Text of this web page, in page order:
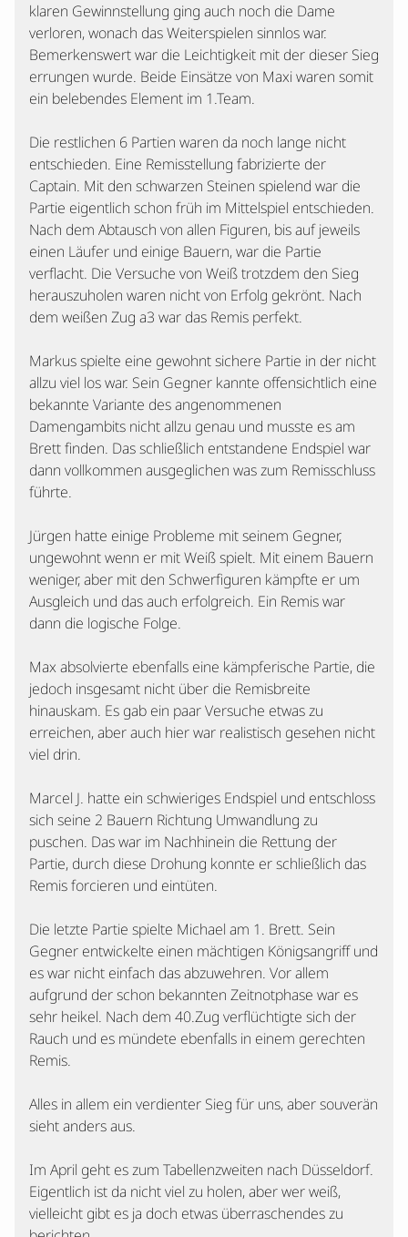
klaren Gewinnstellung ging auch noch die Dame
verloren, wonach das Weiterspielen sinnlos war.
Bemerkenswert war die Leichtigkeit mit der dieser Sieg
errungen wurde. Beide Einsätze von Maxi waren somit
ein belebendes Element im 1.Team.
Die restlichen 6 Partien waren da noch lange nicht
entschieden. Eine Remisstellung fabrizierte der
Captain. Mit den schwarzen Steinen spielend war die
Partie eigentlich schon früh im Mittelspiel entschieden.
Nach dem Abtausch von allen Figuren, bis auf jeweils
einen Läufer und einige Bauern, war die Partie
verflacht. Die Versuche von Weiß trotzdem den Sieg
herauszuholen waren nicht von Erfolg gekrönt. Nach
dem weißen Zug a3 war das Remis perfekt.
Markus spielte eine gewohnt sichere Partie in der nicht
allzu viel los war. Sein Gegner kannte offensichtlich eine
bekannte Variante des angenommenen
Damengambits nicht allzu genau und musste es am
Brett finden. Das schließlich entstandene Endspiel war
dann vollkommen ausgeglichen was zum Remisschluss
führte.
Jürgen hatte einige Probleme mit seinem Gegner,
ungewohnt wenn er mit Weiß spielt. Mit einem Bauern
weniger, aber mit den Schwerfiguren kämpfte er um
Ausgleich und das auch erfolgreich. Ein Remis war
dann die logische Folge.
Max absolvierte ebenfalls eine kämpferische Partie, die
jedoch insgesamt nicht über die Remisbreite
hinauskam. Es gab ein paar Versuche etwas zu
erreichen, aber auch hier war realistisch gesehen nicht
viel drin.
Marcel J. hatte ein schwieriges Endspiel und entschloss
sich seine 2 Bauern Richtung Umwandlung zu
puschen. Das war im Nachhinein die Rettung der
Partie, durch diese Drohung konnte er schließlich das
Remis forcieren und eintüten.
Die letzte Partie spielte Michael am 1. Brett. Sein
Gegner entwickelte einen mächtigen Königsangriff und
es war nicht einfach das abzuwehren. Vor allem
aufgrund der schon bekannten Zeitnotphase war es
sehr heikel. Nach dem 40.Zug verflüchtigte sich der
Rauch und es mündete ebenfalls in einem gerechten
Remis.
Alles in allem ein verdienter Sieg für uns, aber souverän
sieht anders aus.
Im April geht es zum Tabellenzweiten nach Düsseldorf.
Eigentlich ist da nicht viel zu holen, aber wer weiß,
vielleicht gibt es ja doch etwas überraschendes zu